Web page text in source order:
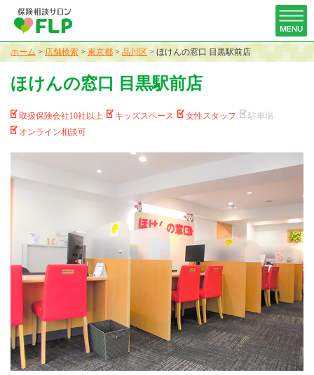
ホーム > 店舗検索 > 東京都 > 品川区 > ほけんの窓口 目黒駅前店
ほけんの窓口 目黒駅前店
取扱保険会社10社以上 キッズスペース 女性スタッフ
駐車場
オンライン相談可